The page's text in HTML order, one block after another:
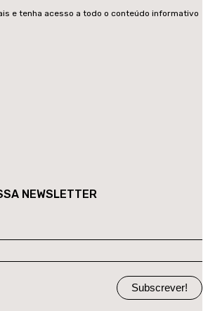
e tenha acesso a todo o conteúdo informativo
NEWSLETTER
Subscrever!